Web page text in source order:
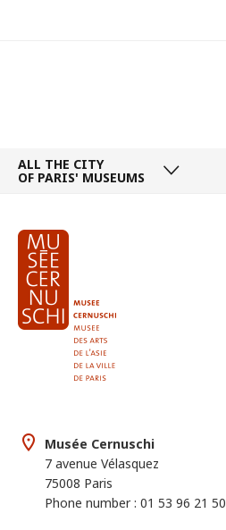
ALL THE CITY
OF PARIS' MUSEUMS
Musée Cernuschi
7 avenue Vélasquez
75008 Paris
Phone number : 01 53 96 21 50